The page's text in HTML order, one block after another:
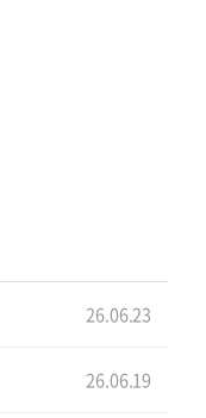
26.06.23
26.06.19